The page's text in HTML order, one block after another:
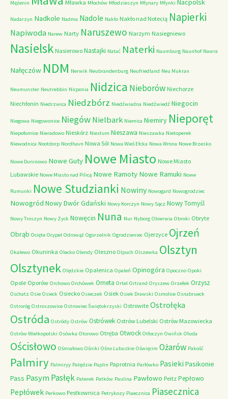
Mężenin Mławka Młochów Młodzieszyn Młynary Młynki Nacpolsk
Nadarzyn Nadkole Nadma Nadole Nakło Nakło nad Notecią Napierki
Napiwoda Narew Narty Naruszewo Narzym Nasiegniewo
Nasielsk Nasierowo Nastajki Natać Naterki Naumburg Naunhof Nawra
Nałęczów NDM Nerwik Neubrandenburg Neufriedland Neu Mukran
Neumunster Neutrebbin Nicponia Nidzica Nieborów Niechorze
Niechłonin Niedrzwica Niedzbórz Niedźwiadna Niedźwiedź Niegocin
Niegowa Niegowonice Niegów Nielbark Niemica Niemiry Nieporęt
Niepołomice Nieradowo Nieskórz Niestum Nieszawa Nieszawka Nietoperek
Niewodnica Nootdorp Nordhavn Nowa Sól Nowa Wieś Ełcka Nowa Wrona Nowe Brzesko
Nowe Duninowo Nowe Guty Nowe Miasto Nowe Miasto
Lubawskie Nowe Miasto nad Pilicą Nowe Ramoty Nowe Ramuki Nowe
Rumunki Nowe Studzianki Nowiny Nowogard Nowogrodziec
Nowogród Nowy Dwór Gdański Nowy Korczyn Nowy Sącz Nowy Tomyśl
Nowy Troszyn Nowy Zyck Nowęcin Nuna Nur Nyborg Obierwia Obroki Obryte
Obrąb Ocięte Ocypel Odrowąż Ogorzelnik Ogrodzieniec Ojerzyce Ojrzeń
Okalewo Okuninka Olecko Olendy Oleszno Olpuch Olszewka Olsztyn
Olsztynek Olędzkie Opalenica Opaleń Opinogóra Opoczno Opoki
Opole Oporów Orchowo Orchówek Orneta Ortel Ortrand Oryszew Orzełek Orzysz
Oschatz Osie Osieck Osiecko Osieczek Osiek Osiek Drawski Osmolice Osnabrueck
Ostroróg Ostroszowice Ostrowiec Świętokrzyski Ostrowite Ostrołęka
Ostróda Ostródy Ostrów Ostrówek Ostrów Lubelski Ostrów Mazowiecka
Ostrów Wielkopolski Osówka Otorowo Otręba Otwock Otłoczyn Owińsk Ołuda
Ościsłowo Ośmiałowo Ośniki Ośno Lubuskie Oświęcim Ożarów Pakość
Palmiry Palmiryy Palędzie Paplin Paprotnia Parłówko Pasieki Pasikonie
Pass PasymPasłęk Paterek Patków Paulina Pawłowo Peitz Pepłowo
Pepłówek Perkowo Pestkownica Petrykozy Piaecznica Piasecznica